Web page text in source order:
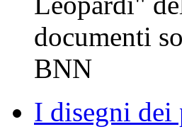
documenti
BNN
I disegni dei